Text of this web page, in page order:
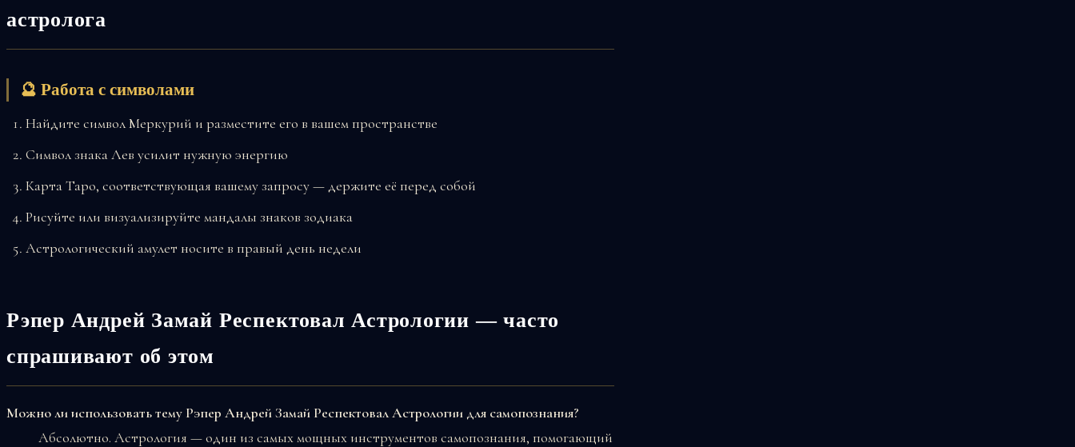
астролога
🔮 Работа с символами
Найдите символ Меркурий и разместите его в вашем пространстве
Символ знака Лев усилит нужную энергию
Карта Таро, соответствующая вашему запросу — держите её перед собой
Рисуйте или визуализируйте мандалы знаков зодиака
Астрологический амулет носите в правый день недели
Рэпер Андрей Замай Респектовал Астрологии — часто
спрашивают об этом
Можно ли использовать тему Рэпер Андрей Замай Респектовал Астрологии для самопознания?
Абсолютно. Астрология — один из самых мощных инструментов самопознания, помогающий